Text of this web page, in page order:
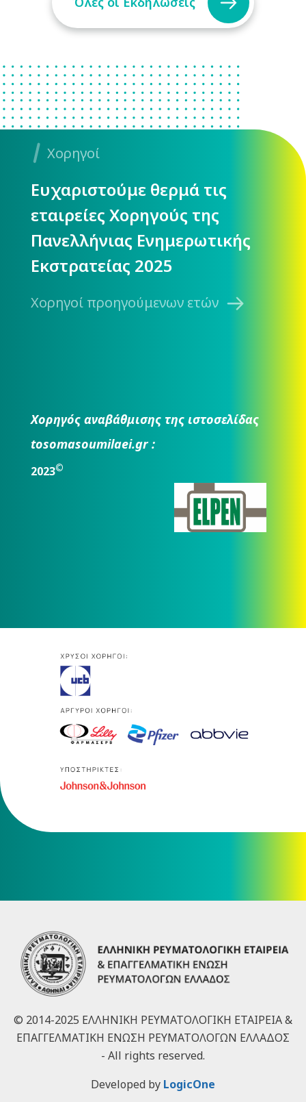
Χορηγοί
Ευχαριστούμε θερμά τις
εταιρείες Χορηγούς της
Πανελλήνιας Ενημερωτικής
Εκστρατείας 2025
Χορηγοί προηγούμενων ετών
Χορηγός αναβάθμισης της ιστοσελίδας
tosomasoumilaei.gr :
2023©
© 2014-2025 ΕΛΛΗΝΙΚΗ ΡΕΥΜΑΤΟΛΟΓΙΚΗ ΕΤΑΙΡΕΙΑ &
ΕΠΑΓΓΕΛΜΑΤΙΚΗ ΕΝΩΣΗ ΡΕΥΜΑΤΟΛΟΓΩΝ ΕΛΛΑΔΟΣ
- All rights reserved.
Developed by LogicOne